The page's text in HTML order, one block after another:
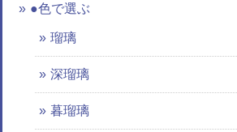
●色で選ぶ
瑠璃
深瑠璃
暮瑠璃